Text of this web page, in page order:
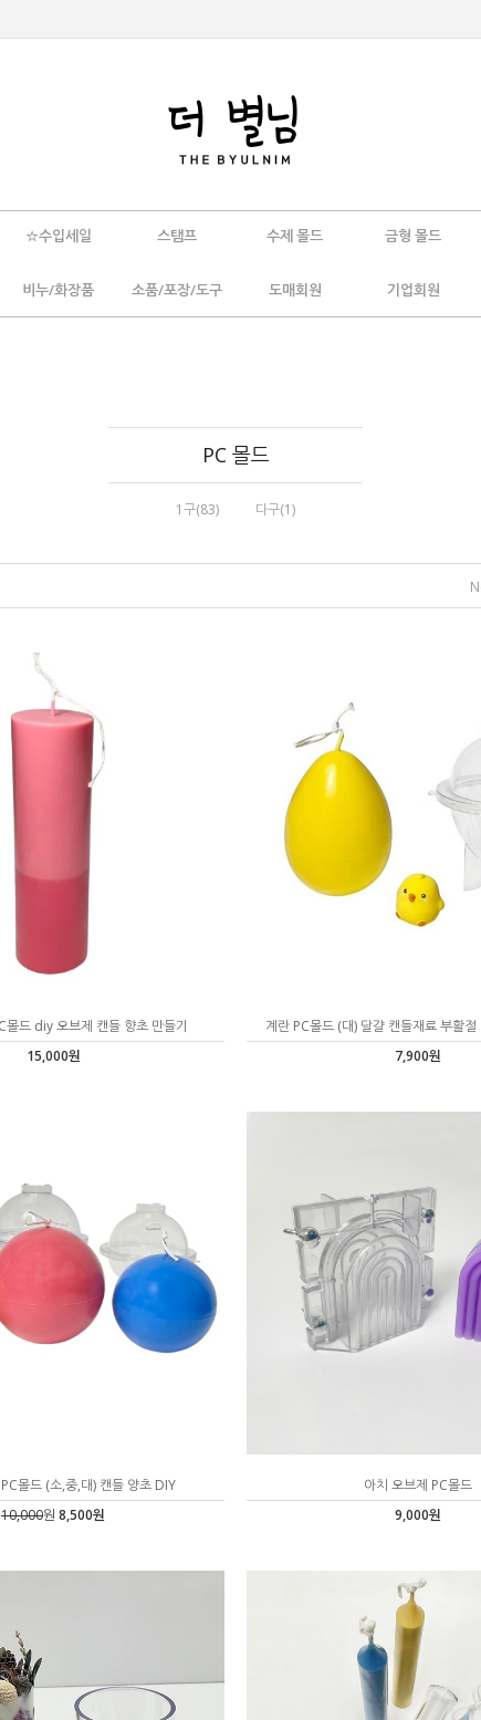
☆수입세일 스탬프 수제 몰드 금형 몰드
비누/화장품 소품/포장/도구 도매회원 기업회원
PC 몰드
1구(83) 다구(1)
몰드 diy 오브제 캔들 향초 만들기
15,000원
계란 PC몰드 (대) 달걀 캔들재료 부활절
7,900원
몰드 (소,중,대) 캔들 양초 DIY
10,000원 8,500원
아치 오브제 PC몰드
9,000원